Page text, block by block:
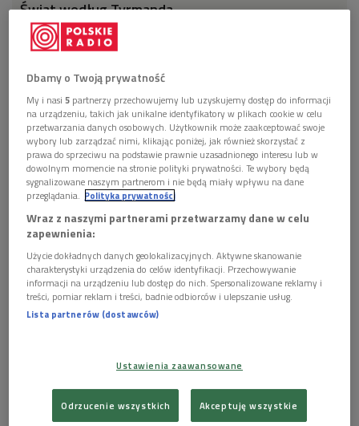
Świat według Tyrmanda
Fragment okładki książki Agaty Tuszyńskiej "Tyrmandowie. Romans
amerykański", Wydawnictwo MG (publikacja: październik 2012). Foto: mat.
prasowe
Już Tadeusz Konwicki przypominał, że autora powieści "Zły"
zaklasyfikować: "Tyrmand antykomunista, Tyrmand katolik,
Tyrmand teoretyk jazzu, Tyrmand sprawozdawca sportowy,
Tyrmand globtroter, Tyrmand playboy, Tyrmand reakcjonista,
Dbamy o Twoją prywatność
My i nasi 5 partnerzy przechowujemy lub uzyskujemy dostęp do informacji
na urządzeniu, takich jak unikalne identyfikatory w plikach cookie w celu
przetwarzania danych osobowych. Użytkownik może zaakceptować swoje
wybory lub zarządzać nimi, klikając poniżej, jak również skorzystać z
prawa do sprzeciwu na podstawie prawnie uzasadnionego interesu lub w
dowolnym momencie na stronie polityki prywatności. Te wybory będą
sygnalizowane naszym partnerom i nie będą miały wpływu na dane
przeglądania.
Polityka prywatności
Wraz z naszymi partnerami przetwarzamy dane w celu
zapewnienia:
Użycie dokładnych danych geolokalizacyjnych. Aktywne skanowanie
charakterystyki urządzenia do celów identyfikacji. Przechowywanie
informacji na urządzeniu lub dostęp do nich. Spersonalizowane reklamy i
treści, pomiar reklam i treści, badnie odbiorców i ulepszanie usług.
Lista partnerów (dostawców)
Ustawienia zaawansowane
Odrzucenie wszystkich Akceptuję wszystkie